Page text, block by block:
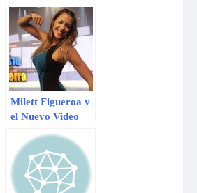
Milett Figueroa y
el Nuevo Video
que sacude las
redes sociales :
Ver Video